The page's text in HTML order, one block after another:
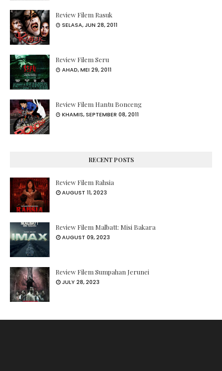
Review Filem Rasuk
SELASA, JUN 28, 2011
Review Filem Seru
AHAD, MEI 29, 2011
Review Filem Hantu Bonceng
KHAMIS, SEPTEMBER 08, 2011
RECENT POSTS
Review Filem Rahsia
AUGUST 11, 2023
Review Filem Malbatt: Misi Bakara
AUGUST 09, 2023
Review Filem Sumpahan Jerunei
JULY 28, 2023